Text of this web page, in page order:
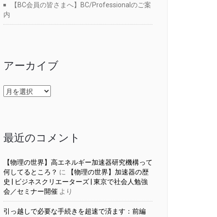
【BC会員の皆さまへ】BC/Professionalのご案
内
アーカイブ
ア
ー
最近のコメント
【物理の世界】高エネルギー加速器研究機構って
何してるところ？ に
【物理の世界】加速器の歴
史 | ビジネスクリエーターズ | 東京で社会人勉強
会／セミナー開催 より
引っ越しで必要な手続きを超速で済ます：前編